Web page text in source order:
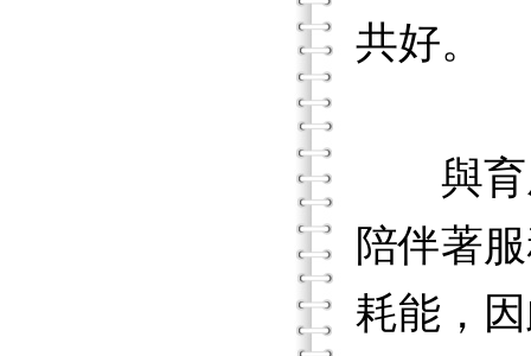
共好。
與育成
陪伴著
耗能，